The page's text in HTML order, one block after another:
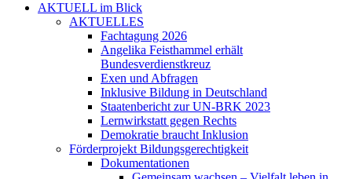
AKTUELL im Blick
AKTUELLES
Fachtagung 2026
Angelika Feisthammel erhält
Bundesverdienstkreuz
Exen und Abfragen
Inklusive Bildung in Deutschland
Staatenbericht zur UN-BRK 2023
Lernwirkstatt gegen Rechts
Demokratie braucht Inklusion
Förderprojekt Bildungsgerechtigkeit
Dokumentationen